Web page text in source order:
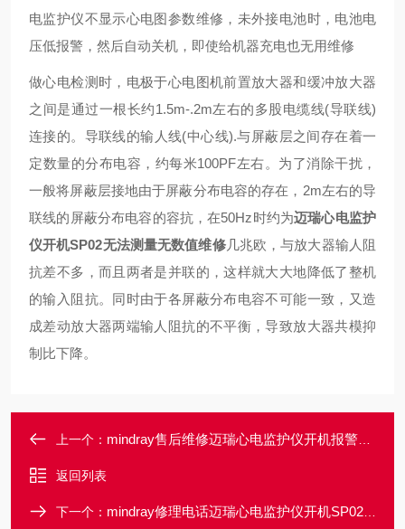
电监护仪不显示心电图参数维修，未外接电池时，电池电
压低报警，然后自动关机，即使给机器充电也无用维修
做心电检测时，电极于心电图机前置放大器和缓冲放大器
之间是通过一根长约1.5m-.2m左右的多股电缆线(导联线)
连接的。导联线的输人线(中心线).与屏蔽层之间存在着一
定数量的分布电容，约每米100PF左右。为了消除干扰，
一般将屏蔽层接地由于屏蔽分布电容的存在，2m左右的导
联线的屏蔽分布电容的容抗，在50Hz时约为迈瑞心电监护
仪开机SP02无法测量无数值维修几兆欧，与放大器输人阻
抗差不多，而且两者是并联的，这样就大大地降低了整机
的输入阻抗。同时由于各屏蔽分布电容不可能一致，又造
成差动放大器两端输人阻抗的不平衡，导致放大器共模抑
制比下降。
上一个： mindray售后维修迈瑞心电监护仪开机报警初始化错误维修解决
返回列表
下一个： mindray修理电话迈瑞心电监护仪开机SP02无血氧波形显示维修